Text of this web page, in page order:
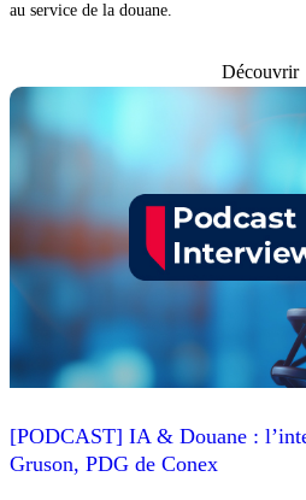
au service de la douane.
Découvrir
[PODCAST] IA & Douane :
Gruson, PDG de Conex